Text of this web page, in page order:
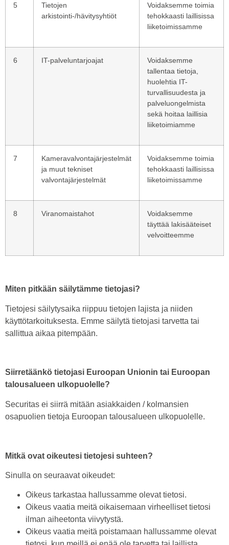
5
Tietojen
arkistointi-/hävitysyhtiöt
Voidaksemme toimia
tehokkaasti laillisissa
liiketoimissamme
6 IT-palveluntarjoajat
Voidaksemme
tallentaa tietoja,
huolehtia IT-
turvallisuudesta ja
palveluongelmista
sekä hoitaa laillisia
liiketoimiamme
7
Kameravalvontajärjestelmät
ja muut tekniset
valvontajärjestelmät
Voidaksemme toimia
tehokkaasti laillisissa
liiketoimissamme
8 Viranomaistahot
Voidaksemme
täyttää lakisääteiset
velvoitteemme
Miten pitkään säilytämme tietojasi?
Tietojesi säilytysaika riippuu tietojen lajista ja niiden
käyttötarkoituksesta. Emme säilytä tietojasi tarvetta tai
sallittua aikaa pitempään.
Siirretäänkö tietojasi Euroopan Unionin tai Euroopan
talousalueen ulkopuolelle?
Securitas ei siirrä mitään asiakkaiden / kolmansien
osapuolien tietoja Euroopan talousalueen ulkopuolelle.
Mitkä ovat oikeutesi tietojesi suhteen?
Sinulla on seuraavat oikeudet:
Oikeus tarkastaa hallussamme olevat tietosi.
Oikeus vaatia meitä oikaisemaan virheelliset tietosi
ilman aiheetonta viivytystä.
Oikeus vaatia meitä poistamaan hallussamme olevat